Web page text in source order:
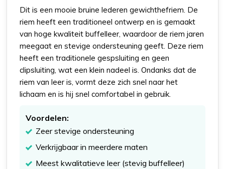
Dit is een mooie bruine lederen gewichthefriem. De
riem heeft een traditioneel ontwerp en is gemaakt
van hoge kwaliteit buffelleer, waardoor de riem jaren
meegaat en stevige ondersteuning geeft. Deze riem
heeft een traditionele gespsluiting en geen
clipsluiting, wat een klein nadeel is. Ondanks dat de
riem van leer is, vormt deze zich snel naar het
lichaam en is hij snel comfortabel in gebruik.
Voordelen:
Zeer stevige ondersteuning
Verkrijgbaar in meerdere maten
Meest kwalitatieve leer (stevig buffelleer)